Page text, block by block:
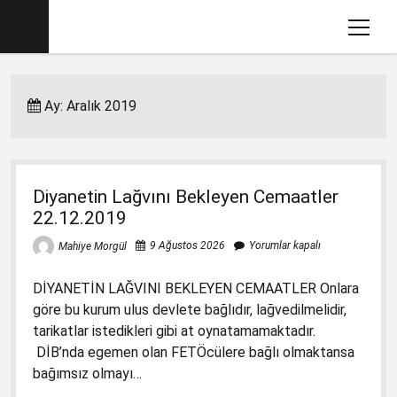
menüyü
Mahiye MORGÜL Kimdir
Dava Açtığımız Kitaplar (2012-2017)
2017-2018 İlkokul Kitaplarında Gördüklerim
1. Sınıf Matematik Kitabında Gördüklerim
1. Sınıf Okuma Yazma Kitabında Gördüklerim
2. Sınıf İngilizce Kitabında 3 Gözlü Canavar
2. Sınıf Müzik Kitabında Müzik Yanlışları
Basın Savcılığına Yazılı İfadem
aç
Türkçe-1 için Başsavcılığa Suç Duyurusu
17.1.2018
İfademin Tamamı 10/11/2017
Ders Kitaplarına Açılan Davalar menüyü
1. Sınıf Çalışma Kitaplarında Pedagojik
Yanlışlara Dava
Ay:Aralık 2019
Diyanetin Lağvını Bekleyen Cemaatler
22.12.2019
Mahiye Morgül 9 Ağustos 2026 Yorumlar kapalı
DİYANETİN LAĞVINI BEKLEYEN CEMAATLER Onlara
göre bu kurum ulus devlete bağlıdır, lağvedilmelidir,
tarikatlar istedikleri gibi at oynatamamaktadır.
DİB’nda egemen olan FETÖcülere bağlı olmaktansa
bağımsız olmayı…